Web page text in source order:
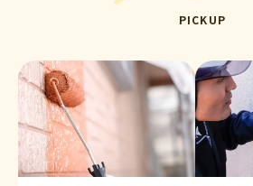
PICKUP